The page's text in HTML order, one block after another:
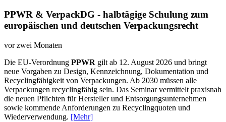
PPWR & VerpackDG - halbtägige Schulung zum
europäischen und deutschen Verpackungsrecht
vor zwei Monaten
Die EU-Verordnung PPWR gilt ab 12. August 2026 und bringt
neue Vorgaben zu Design, Kennzeichnung, Dokumentation und
Recyclingfähigkeit von Verpackungen. Ab 2030 müssen alle
Verpackungen recyclingfähig sein. Das Seminar vermittelt praxisnah
die neuen Pflichten für Hersteller und Entsorgungsunternehmen
sowie kommende Anforderungen zu Recyclingquoten und
Wiederverwendung. [Mehr]